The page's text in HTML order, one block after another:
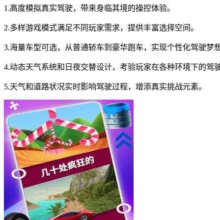
1.高度模拟真实驾驶，带来身临其境的操控体验。
2.多样游戏模式满足不同玩家需求，提供丰富选择空间。
3.海量车型可选，从普通轿车到豪华跑车，实现个性化驾驶梦想
4.动态天气系统和日夜交替设计，考验玩家在各种环境下的驾
5.天气和道路状况实时影响驾驶过程，增添真实挑战元素。